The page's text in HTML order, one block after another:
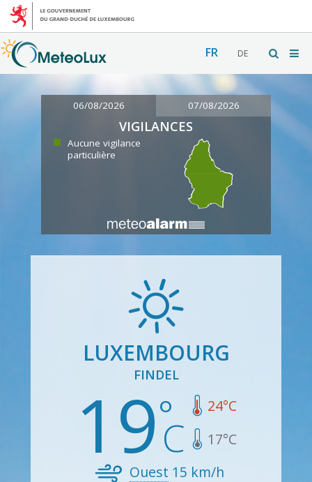
FR DE
06/08/2026 07/08/2026
VIGILANCES
Aucune vigilance
particulière
LUXEMBOURG
FINDEL
19 24°C
17°C
Ouest 15 km/h